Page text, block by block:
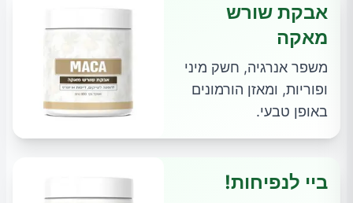
אבקת שורש
מאקה
משפר אנרגיה, חשק מיני
ופוריות, ומאזן הורמונים
באופן טבעי.
ביי לנפיחות!